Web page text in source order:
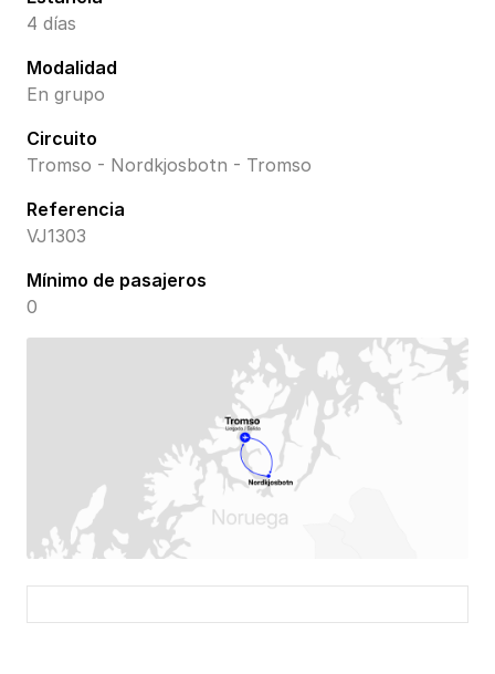
4 días
Modalidad
En grupo
Circuito
Tromso - Nordkjosbotn - Tromso
Referencia
VJ1303
Mínimo de pasajeros
0